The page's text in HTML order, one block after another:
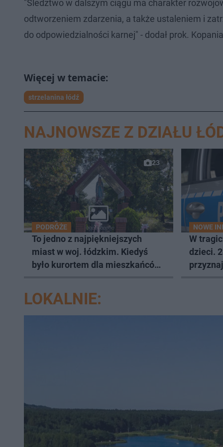
"Śledztwo w dalszym ciągu ma charakter
odtworzeniem zdarzenia, a także ustaleniem i
do odpowiedzialności karnej" - dodał prok.
strzelanina łódź
NAJNOWSZE Z DZIAŁU
23
PODRÓŻE
To jedno z najpiękniejszych
miast w woj. łódzkim. Kiedyś
było kurortem dla mieszkańców
NOWE
W
dzieci.
LOKALNIE: